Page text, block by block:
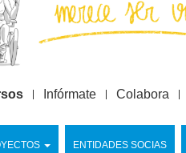
ENTIDADES SOCIAS
Infórmate Colabora